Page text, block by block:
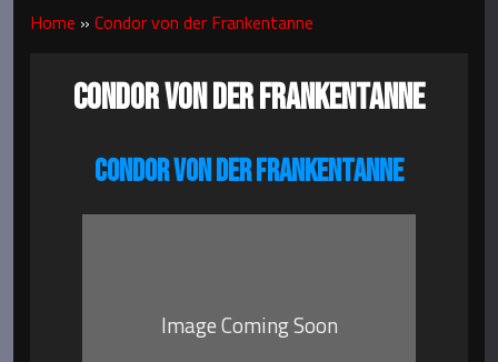
Home » Condor von der Frankentanne
CONDOR VON DER FRANKENTANNE
CONDOR VON DER FRANKENTANNE
Image Coming Soon